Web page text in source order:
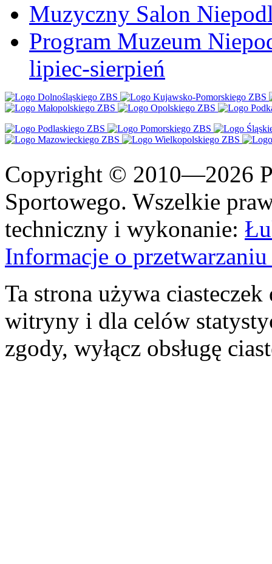
Muzyczny Salon
Program Muzeum
lipiec-sierpień
Copyright © 2010—2026
Sportowego. Wszelkie
techniczny i wykonanie:
Informacje o
Ta strona używa
witryny i dla celów
zgody, wyłącz obsługę